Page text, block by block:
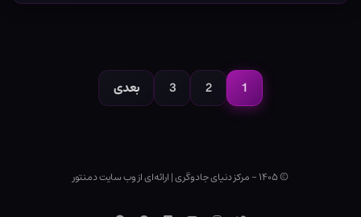
صفحه1 صفحه2 صفحه3 بعدی
© ۱۴۰۵ - مرکز دنیای جادوگری |ارائه‌ای از وب ‌سایت دمنتور